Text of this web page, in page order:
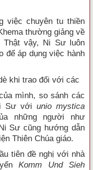
việc chuyên tu thiền
thường giảng về
Thật vậy, Ni Sư luôn
để áp dụng việc hành
khi trao đổi với các
mình, so sánh các
Sư với unio mystica
những người như
Sư cũng hướng dẫn
Thiên Chúa giáo.
tiên đề nghị với nhà
Komm Und Sieh